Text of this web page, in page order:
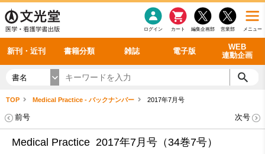
メニュー
営業部
編集企画部
カート
ログイン
新刊・近刊 書籍分類 雑誌 電子版
WEB
連動企画
感染症 老年医学
看護・介護
呼吸器
循環器
シリーズ一覧
雑誌投稿規定
理学療法
雑誌案内・年間購読 最新号 バックナンバー
電子書籍
電子雑誌
書籍「データに基づく臨床動作分析」WEB動画
書籍「眼手術学」WEB動画
書籍「神経症候学 II 改訂第二版」 WEB動画
新刊一覧
今後の発行予定
書名
TOP Medical Practice - バックナンバー 2017年7月号
前号 次号
Medical Practice 2017年7月号（34巻7号）